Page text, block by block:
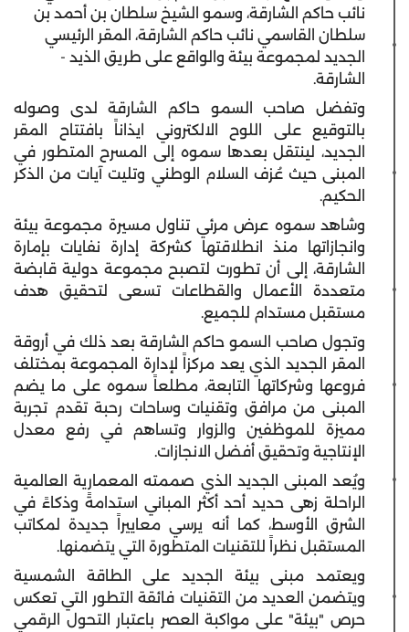
نائب حاكم الشارقة، وسمو الشيخ سلطان بن أحمد بن
سلطان القاسمي نائب حاكم الشارقة، المقر الرئيسي
الجديد لمجموعة بيئة والواقع على طريق الذيد -
الشارقة.
وتفضل صاحب السمو حاكم الشارقة لدى وصوله
بالتوقيع على اللوح الالكتروني ايذاناً بافتتاح المقر
الجديد، لينتقل بعدها سموه إلى المسرح المتطور في
المبنى حيث عُزف السلام الوطني وتليت آيات من الذكر
الحكيم.
وشاهد سموه عرض مرئي تناول مسيرة مجموعة بيئة
وانجازاتها منذ انطلاقتها كشركة إدارة نفايات بإمارة
الشارقة، إلى أن تطورت لتصبح مجموعة دولية قابضة
متعددة الأعمال والقطاعات تسعى لتحقيق هدف
مستقبل مستدام للجميع.
وتجول صاحب السمو حاكم الشارقة بعد ذلك في أروقة
المقر الجديد الذي يعد مركزاً لإدارة المجموعة بمختلف
فروعها وشركاتها التابعة، مطلعاً سموه على ما يضم
المبنى من مرافق وتقنيات وساحات رحبة تقدم تجربة
مميزة للموظفين والزوار وتساهم في رفع معدل
الإنتاجية وتحقيق أفضل الانجازات.
ويُعد المبنى الجديد الذي صممته المعمارية العالمية
الراحلة زهى حديد أحد أكثر المباني استدامةً وذكاءً في
الشرق الأوسط، كما أنه يرسي معاييراً جديدة لمكاتب
المستقبل نظراً للتقنيات المتطورة التي يتضمنها.
ويعتمد مبنى بيئة الجديد على الطاقة الشمسية
ويتضمن العديد من التقنيات فائقة التطور التي تعكس
حرص "بيئة" على مواكبة العصر باعتبار التحول الرقمي